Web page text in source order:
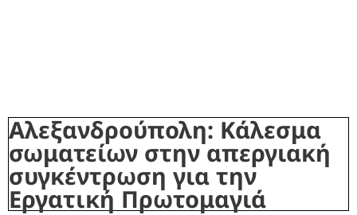
Αλεξανδρούπολη: Κάλεσμα
σωματείων στην απεργιακή
συγκέντρωση για την
Εργατική Πρωτομαγιά